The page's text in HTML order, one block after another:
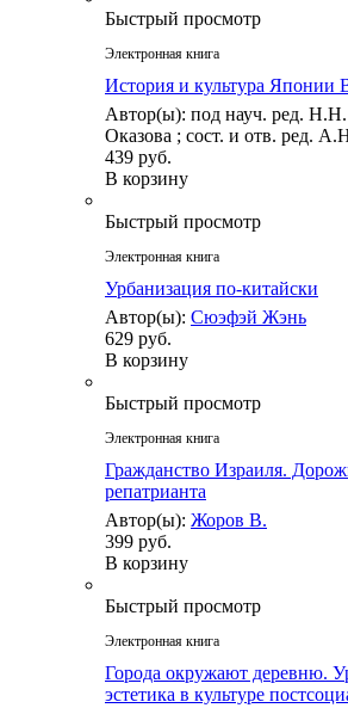
Быстрый просмотр
Электронная книга
История и культура Японии
Автор(ы): под науч. ред.
Оказова ; сост. и отв. ред.
439 руб.
В корзину
Быстрый просмотр
Электронная книга
Урбанизация по-китайски
Автор(ы): Сюэфэй Жэнь
629 руб.
В корзину
Быстрый просмотр
Электронная книга
Гражданство Израиля.
репатрианта
Автор(ы): Жоров В.
399 руб.
В корзину
Быстрый просмотр
Электронная книга
Города окружают деревню.
эстетика в культуре